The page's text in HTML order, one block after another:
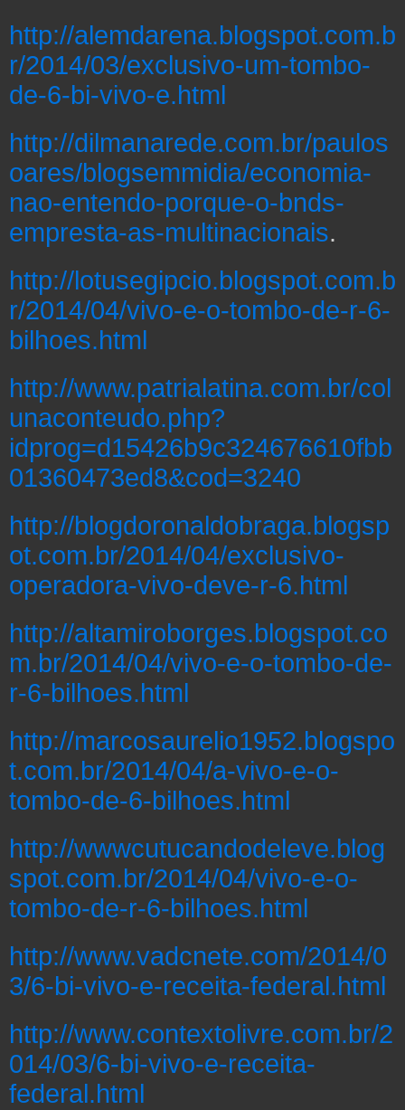
http://alemdarena.blogspot.com.b
r/2014/03/exclusivo-um-tombo-
de-6-bi-vivo-e.html
http://dilmanarede.com.br/paulos
oares/blogsemmidia/economia-
nao-entendo-porque-o-bnds-
empresta-as-multinacionais.
http://lotusegipcio.blogspot.com.b
r/2014/04/vivo-e-o-tombo-de-r-6-
bilhoes.html
http://www.patrialatina.com.br/col
unaconteudo.php?
idprog=d15426b9c324676610fbb
01360473ed8&cod=3240
http://blogdoronaldobraga.blogsp
ot.com.br/2014/04/exclusivo-
operadora-vivo-deve-r-6.html
http://altamiroborges.blogspot.co
m.br/2014/04/vivo-e-o-tombo-de-
r-6-bilhoes.html
http://marcosaurelio1952.blogspo
t.com.br/2014/04/a-vivo-e-o-
tombo-de-6-bilhoes.html
http://wwwcutucandodeleve.blog
spot.com.br/2014/04/vivo-e-o-
tombo-de-r-6-bilhoes.html
http://www.vadcnete.com/2014/0
3/6-bi-vivo-e-receita-federal.html
http://www.contextolivre.com.br/2
014/03/6-bi-vivo-e-receita-
federal.html